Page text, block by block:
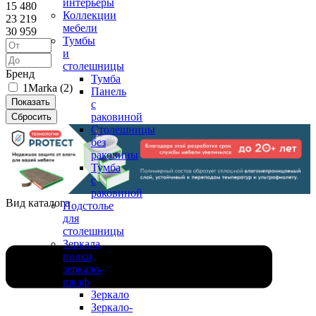
интерьеры
Коллекции
мебели
Тумбы
и
столешницы
Тумба
Панель
с
раковиной
Столешницы
без
раковины
Тумба
с
раковиной
Подстолье
для
столешницы
Зеркала,
полки,
зеркало-
шкаф
Зеркало
Зеркало-
15 480
23 219
30 959
Бренд
1Marka (2)
Вид каталога